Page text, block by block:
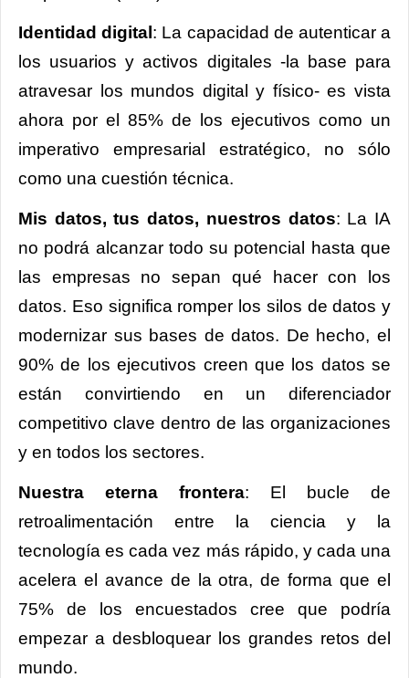
Identidad digital: La capacidad de autenticar a
los usuarios y activos digitales -la base para
atravesar los mundos digital y físico- es vista
ahora por el 85% de los ejecutivos como un
imperativo empresarial estratégico, no sólo
como una cuestión técnica.
Mis datos, tus datos, nuestros datos: La IA
no podrá alcanzar todo su potencial hasta que
las empresas no sepan qué hacer con los
datos. Eso significa romper los silos de datos y
modernizar sus bases de datos. De hecho, el
90% de los ejecutivos creen que los datos se
están convirtiendo en un diferenciador
competitivo clave dentro de las organizaciones
y en todos los sectores.
Nuestra eterna frontera: El bucle de
retroalimentación entre la ciencia y la
tecnología es cada vez más rápido, y cada una
acelera el avance de la otra, de forma que el
75% de los encuestados cree que podría
empezar a desbloquear los grandes retos del
mundo.